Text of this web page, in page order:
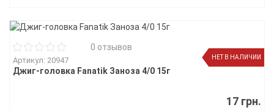
НЕТ В НАЛИЧИИ
0 отзывов
Артикул: 20947
Джиг-головка Fanatik Заноза 4/0 15г
17 грн.